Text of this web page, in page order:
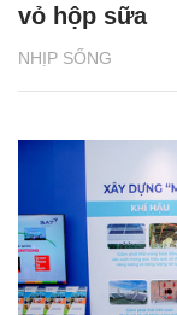
NHỊP SỐNG
vỏ hộp sữa